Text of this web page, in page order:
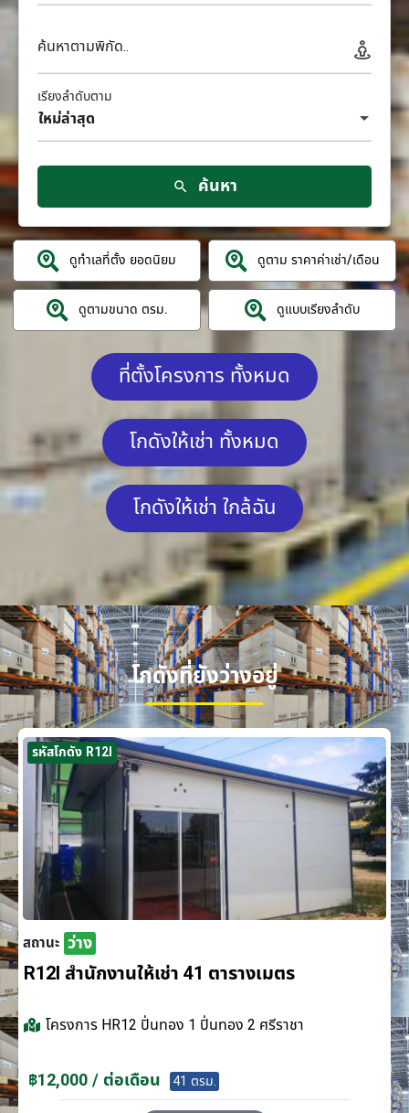
ค้นหาตามพิกัด..
ใหม่ล่าสุด
เรียงลำดับตาม
ค้นหา
ดูทำเลที่ตั้ง ยอดนิยม ดูตาม ราคาค่าเช่า/เดือน
ดูตามขนาด ตรม. ดูแบบเรียงลำดับ
ที่ตั้งโครงการ ทั้งหมด
โกดังให้เช่า ทั้งหมด
โกดังให้เช่า ใกล้ฉัน
โกดังที่ยังว่างอยู่
รหัสโกดัง R12I
สถานะ ว่าง
R12I สำนักงานให้เช่า 41 ตารางเมตร
โครงการ HR12 ปิ่นทอง 1 ปิ่นทอง 2 ศรีราชา
฿12,000 / ต่อเดือน 41 ตรม.